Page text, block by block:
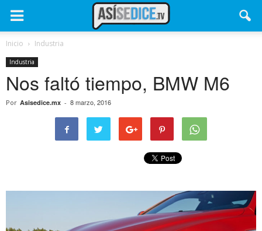
Inicio Industria
Industria
Nos faltó tiempo, BMW M6
Por Asisedice.mx - 8 marzo, 2016